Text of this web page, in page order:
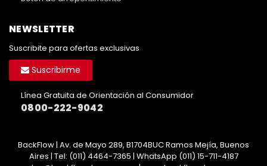
NEWSLETTER
Suscribite para ofertas exclusivas
Suscribirme
Línea Gratuita de Orientación al Consumidor
0800-222-9042
BackFlow | Av. de Mayo 289, B1704BUC Ramos Mejía, Buenos
Aires | Tel: (011) 4464-7365 | WhatsApp (011) 15-711-4187